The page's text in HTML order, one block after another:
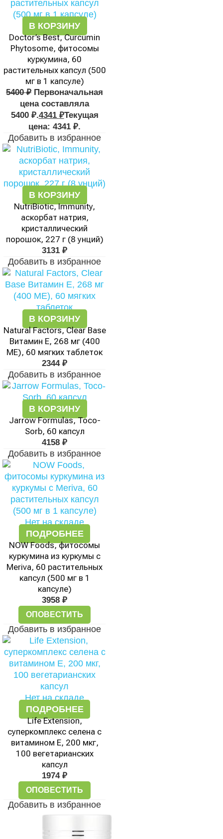
В КОРЗИНУ
Doctor’s Best, Curcumin
Phytosome, фитосомы
куркумина, 60
растительных капсул (500
мг в 1 капсуле)
5400₽ Первоначальная
цена составляла
5400 ₽.4341 ₽Текущая
цена: 4341 ₽.
Добавить в избранное
В КОРЗИНУ
NutriBiotic, Immunity,
аскорбат натрия,
кристаллический
порошок, 227 г (8 унций)
3131 ₽
Добавить в избранное
В КОРЗИНУ
Natural Factors, Clear Base
Витамин Е, 268 мг (400
МЕ), 60 мягких таблеток
2344 ₽
Добавить в избранное
В КОРЗИНУ
Jarrow Formulas, Toco-
Sorb, 60 капсул
4158 ₽
Добавить в избранное
Нет на складе
ПОДРОБНЕЕ
NOW Foods, фитосомы
куркумина из куркумы с
Meriva, 60 растительных
капсул (500 мг в 1
капсуле)
3958 ₽
ОПОВЕСТИТЬ
Добавить в избранное
Нет на складе
ПОДРОБНЕЕ
Life Extension,
суперкомплекс селена с
витамином E, 200 мкг,
100 вегетарианских
капсул
1974 ₽
ОПОВЕСТИТЬ
Добавить в избранное